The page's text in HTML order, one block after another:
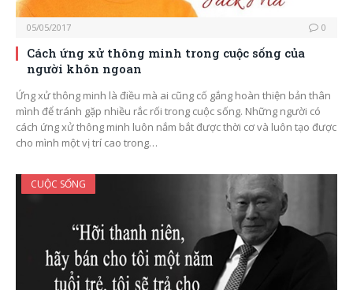
05/05/2017 0
Cách ứng xử thông minh trong cuộc sống của
người khôn ngoan
Ứng xử thông minh là điều mà ai cũng cố gắng hoàn thiện bản thân
mình để tránh gặp nhiều rắc rối trong cuộc sống. Những người có
cách ứng xử thông minh luôn nắm bắt được thời cơ và luôn tạo được
cho mình một vị trí cao trong…
CUỘC SỐNG